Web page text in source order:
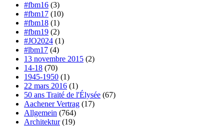
#fbm16 (3)
#fbm17 (10)
#fbm18 (1)
#fbm19 (2)
#JO2024 (1)
#lbm17 (4)
13 novembre 2015 (2)
14-18 (70)
1945-1950 (1)
22 mars 2016 (1)
50 ans Traité de l'Élysée (67)
Aachener Vertrag (17)
Allgemein (764)
Architektur(19)